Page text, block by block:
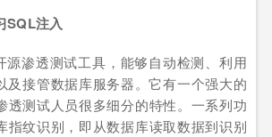
注入
源渗透测试工具，能够自动检测、利用
及接管数据库服务器。它有一个强大的
透测试人员很多细分的特性。一系列功
指纹识别，即从数据库读取数据到识别